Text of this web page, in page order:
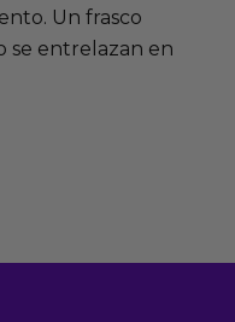
Un frasco
se entrelazan en